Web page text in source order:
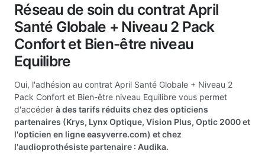
Réseau de soin du contrat April
Santé Globale + Niveau 2 Pack
Confort et Bien-être niveau
Equilibre
Oui, l'adhésion au contrat April Santé Globale + Niveau 2
Pack Confort et Bien-être niveau Equilibre vous permet
d'accéder à des tarifs réduits chez des opticiens
partenaires (Krys, Lynx Optique, Vision Plus, Optic 2000 et
l'opticien en ligne easyverre.com) et chez
l'audioprothésiste partenaire : Audika.